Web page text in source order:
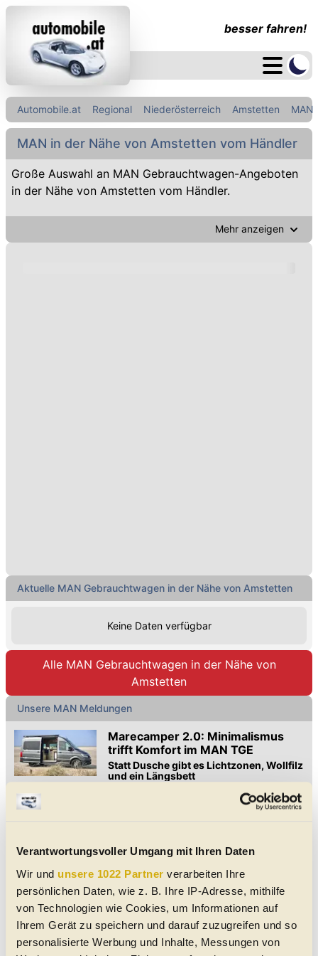
Verantwortungsvoller Umgang mit Ihren Daten
Wir und unsere 1022 Partner verarbeiten Ihre
persönlichen Daten, wie z. B. Ihre IP-Adresse, mithilfe
von Technologien wie Cookies, um Informationen auf
Ihrem Gerät zu speichern und darauf zuzugreifen und so
personalisierte Werbung und Inhalte, Messungen von
besser fahren!
Automobile.at Regional Niederösterreich Amstetten MAN
MAN in der Nähe von Amstetten vom Händler
Große Auswahl an MAN Gebrauchtwagen-Angeboten
in der Nähe von Amstetten vom Händler.
Mehr anzeigen
Aktuelle MAN Gebrauchtwagen in der Nähe von Amstetten
Keine Daten verfügbar
Alle MAN Gebrauchtwagen in der Nähe von
Amstetten
Unsere MAN Meldungen
Marecamper 2.0: Minimalismus
trifft Komfort im MAN TGE
Statt Dusche gibt es Lichtzonen, Wollfilz
und ein Längsbett
Der Marecamper 2.0 auf MAN TGE verzichtet auf eine
Nasszelle, bietet dafür durchdachtes Design, 160×200-cm-
Lastwagen und Motoren
Erkennung von Radfahrern im toten
Winkel
MAN zeigt auf der Bauma 2019 elf verschiedene LKW vom
kleinen TGE bis hin zur Schwerlastzugmaschine. Auch bei
Motoren und Elektronik gibt es Neues
Plug-in-Hybride: So viel
verbrauchen PHEVs, wenn man sie